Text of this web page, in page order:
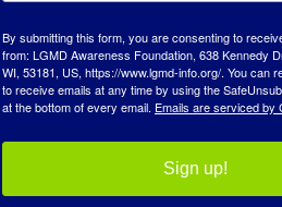
l'accessibilità fisica.
di disabilità.
della LGMD?
altre, non rende le persone
cui siamo deboli e fragili.
By submitting this form, you are consenting to
from: LGMD Awareness Foundation, 638 Kennedy
WI, 53181, US, https://www.lgmd-info.org/. You can
to receive emails at any time by using the
at the bottom of every email. Emails are serviced by
Sign up!